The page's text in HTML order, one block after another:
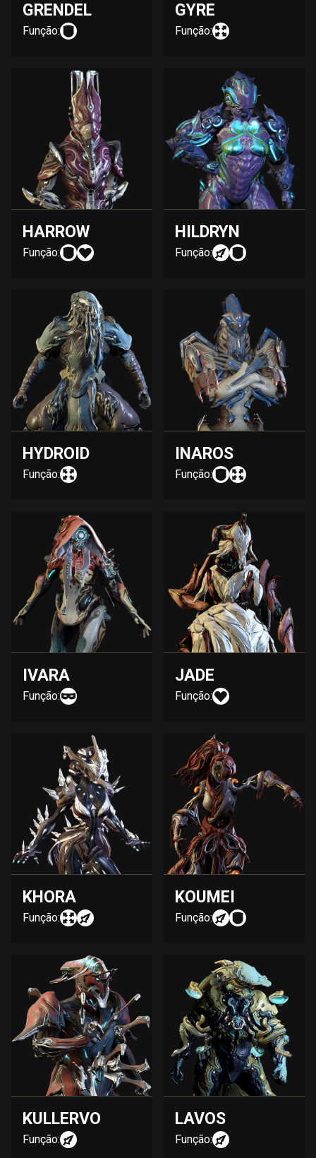
GRENDEL
Função:
GYRE
Função:
HARROW
Função:
HILDRYN
Função:
HYDROID
Função:
INAROS
Função:
IVARA
Função:
JADE
Função:
KHORA
Função:
KOUMEI
Função:
KULLERVO
Função:
LAVOS
Função: